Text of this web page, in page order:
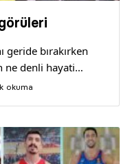
geride bırakırken
ne denli hayati…
okuma